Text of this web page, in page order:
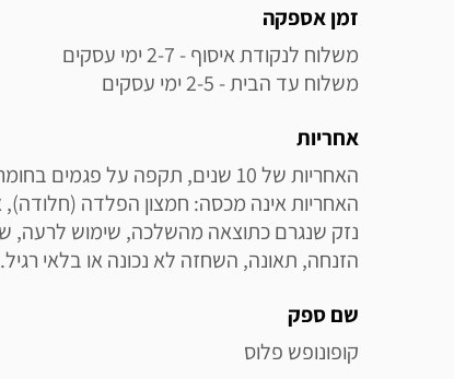
זמן אספקה
משלוח עד הבית - 2-5 ימי עסקים
אחריות
הזנחה, תאונה, השחזה לא נכונה או בלאי רגיל.
שם ספק
קופונופש פלוס